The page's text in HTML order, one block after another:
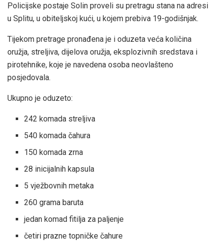
Policijske postaje Solin proveli su pretragu stana na adresi
u Splitu, u obiteljskoj kući, u kojem prebiva 19-godišnjak.
Tijekom pretrage pronađena je i oduzeta veća količina
oružja, streljiva, dijelova oružja, eksplozivnih sredstava i
pirotehnike, koje je navedena osoba neovlašteno
posjedovala.
Ukupno je oduzeto:
242 komada streljiva
540 komada čahura
150 komada zrna
28 inicijalnih kapsula
5 vježbovnih metaka
260 grama baruta
jedan komad fitilja za paljenje
četiri prazne topničke čahure